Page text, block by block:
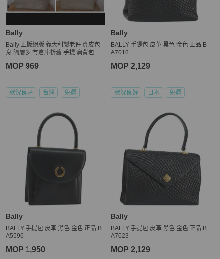
Bally
Bally 正版絕版 義大利製老件 真皮包
身 隔層多 有倉庫折舊 手提 肩背包 請
MOP 969
狀況良好 台灣 免運
Bally
BALLY 手提包 皮革 黑色 金色 正品 B
A7018
MOP 2,129
狀況良好 日本 免運
Bally
BALLY 手提包 皮革 黑色 金色 正品 B
A5596
MOP 1,950
Bally
BALLY 手提包 皮革 黑色 金色 正品 B
A7023
MOP 2,129